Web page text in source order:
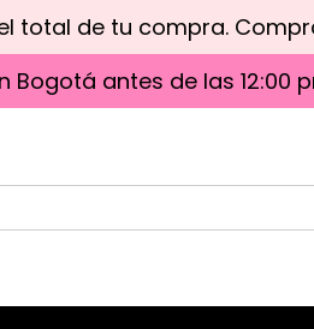
total de tu compra.
antes de las 12:00